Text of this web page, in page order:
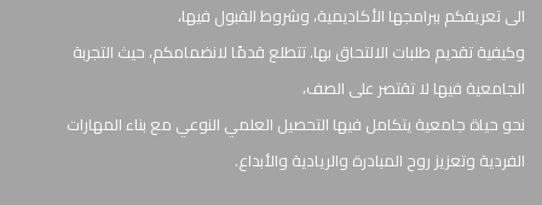
الى تعريفكم ببرامجها الأكاديمية، وشروط القبول فيها،
وكيفية تقديم طلبات الالتحاق بها. تتطلع قدمًا لانضمامكم، حيث التجربة
الجامعية فيها لا تقتصر على الصف،
نحو حياة جامعية يتكامل فيها التحصيل العلمي النوعي مع بناء المهارات
الفردية وتعزيز روح المبادرة والريادية والأبداع.